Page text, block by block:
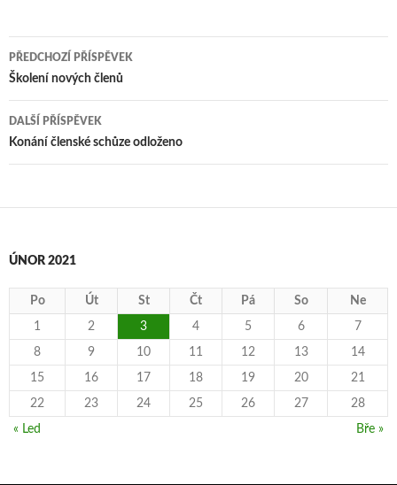
Navigace
pro
příspěvky
PŘEDCHOZÍ PŘÍSPĚVEK
Školení nových členů
DALŠÍ PŘÍSPĚVEK
Konání členské schůze odloženo
ÚNOR 2021
Po Út St Čt Pá So Ne
1 2 3 4 5 6 7
8 9 10 11 12 13 14
15 16 17 18 19 20 21
22 23 24 25 26 27 28
« Led Bře »